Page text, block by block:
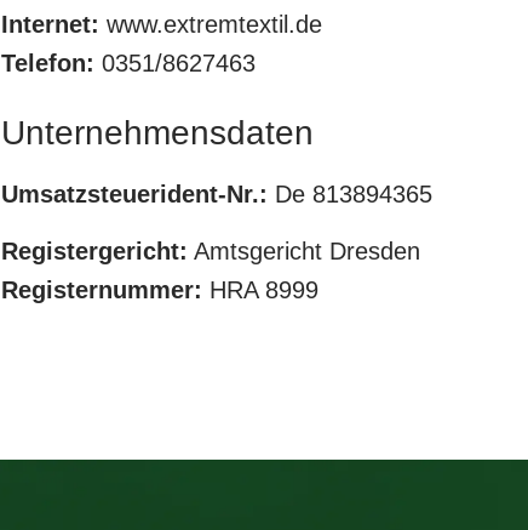
Internet: www.extremtextil.de
Telefon: 0351/8627463
Unternehmensdaten
Umsatzsteuerident-Nr.: De 813894365
Registergericht: Amtsgericht Dresden
Registernummer: HRA 8999